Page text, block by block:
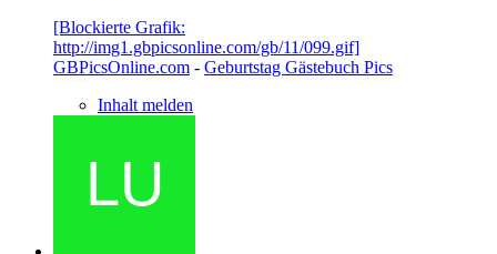
[Blockierte Grafik:
http://img1.gbpicsonline.com/gb/11/099.gif]
GBPicsOnline.com - Geburtstag Gästebuch Pics
Inhalt melden